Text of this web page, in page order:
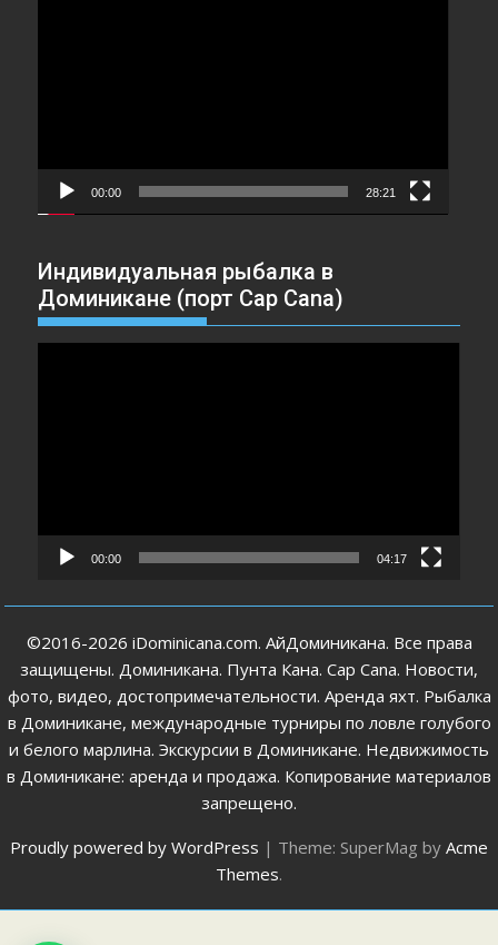
00:00 28:21
Индивидуальная рыбалка в
Доминикане (порт Cap Cana)
00:00 04:17
©2016-2026 iDominicana.com. АйДоминикана. Все права
защищены. Доминикана. Пунта Кана. Cap Cana. Новости,
фото, видео, достопримечательности. Аренда яхт. Рыбалка
в Доминикане, международные турниры по ловле голубого
и белого марлина. Экскурсии в Доминикане. Недвижимость
в Доминикане: аренда и продажа. Копирование материалов
запрещено.
Proudly powered by WordPress | Theme: SuperMag by Acme
Themes.